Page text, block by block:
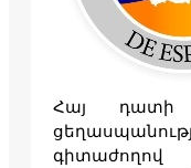
Հայ դատի